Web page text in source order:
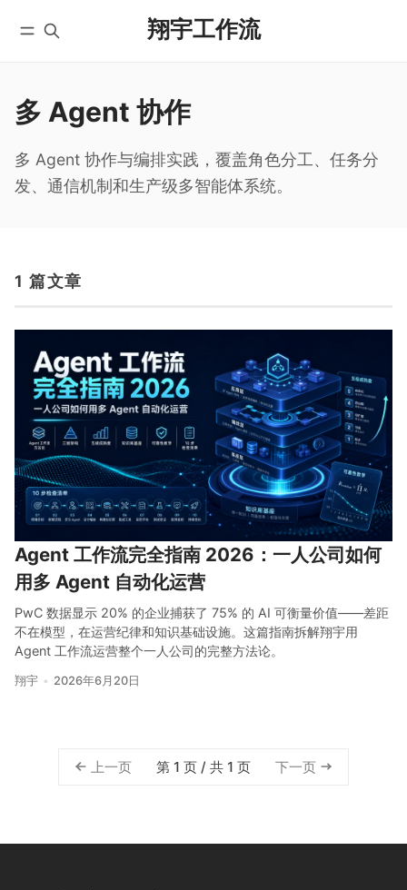
翔宇工作流
首页
自动化工作流
实战教程
入门教程
国际版 BMC
关于
微信公众号
X/Twitter
关注
多 Agent 协作
多 Agent 协作与编排实践，覆盖角色分工、任务分
发、通信机制和生产级多智能体系统。
1 篇文章
Agent 工作流完全指南 2026：一人公司如何
用多 Agent 自动化运营
PwC 数据显示 20% 的企业捕获了 75% 的 AI 可衡量价值——差距
不在模型，在运营纪律和知识基础设施。这篇指南拆解翔宇用
Agent 工作流运营整个一人公司的完整方法论。
翔宇 2026年6月20日
上一页 第 1 页 / 共 1 页 下一页